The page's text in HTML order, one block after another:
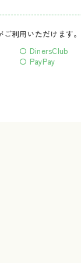
ご利用いただけます。
〇 DinersClub
〇 PayPay